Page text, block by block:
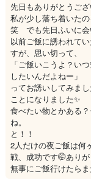
先日もありがとうござ
私が少し落ち着いた
笑 でも先日ふいに会
以前ご飯に誘われて
すが、思い切って、
「ご飯いこうよ？い
したいんだよねー」
ってお誘いしてみま
ことになりました✨
食べたい物とかある
ね。
と！！
2人だけの夜ご飯は何
戦、成功です🤭あり
無事にご飯行けたら